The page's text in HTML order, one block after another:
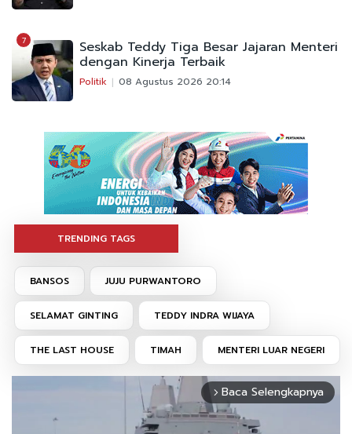
7 Seskab Teddy Tiga Besar Jajaran Menteri
dengan Kinerja Terbaik
Politik 08 Agustus 2026 20:14
TRENDING TAGS
BANSOS JUJU PURWANTORO
SELAMAT GINTING TEDDY INDRA WIJAYA
THE LAST HOUSE TIMAH MENTERI LUAR NEGERI
arrow_forward_ios Baca Selengkapnya